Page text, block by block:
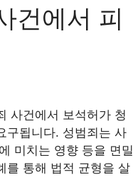
건에서 피
사건에서 보석허가 청
구됩니다. 성범죄는 사
미치는 영향 등을 면밀
를 통해 법적 균형을 살